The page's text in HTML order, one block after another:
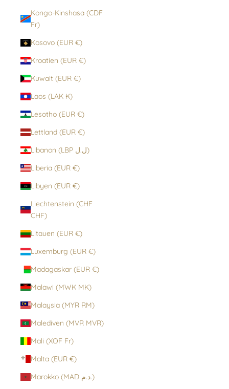
Kongo-Kinshasa (CDF
Fr)
Kosovo (EUR €)
Kroatien (EUR €)
Kuwait (EUR €)
Laos (LAK ₭)
Lesotho (EUR €)
Lettland (EUR €)
Libanon (LBP ل.ل)
Liberia (EUR €)
Libyen (EUR €)
Liechtenstein (CHF
CHF)
Litauen (EUR €)
Luxemburg (EUR €)
Madagaskar (EUR €)
Malawi (MWK MK)
Malaysia (MYR RM)
Malediven (MVR MVR)
Mali (XOF Fr)
Malta (EUR €)
Marokko (MAD د.م.)